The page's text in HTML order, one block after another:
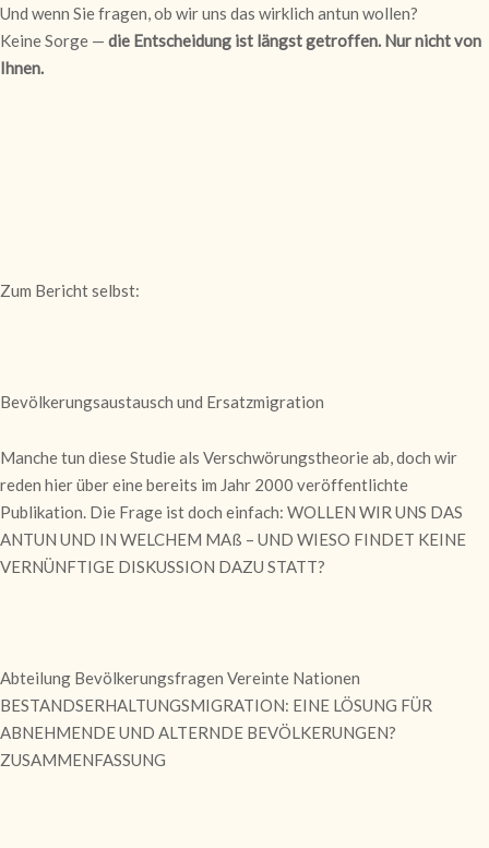
Und wenn Sie fragen, ob wir uns das wirklich antun wollen?
Keine Sorge — die Entscheidung ist längst getroffen. Nur nicht von
Ihnen.
Zum Bericht selbst:
Bevölkerungsaustausch und Ersatzmigration
Manche tun diese Studie als Verschwörungstheorie ab, doch wir
reden hier über eine bereits im Jahr 2000 veröffentlichte
Publikation. Die Frage ist doch einfach: WOLLEN WIR UNS DAS
ANTUN UND IN WELCHEM MAß – UND WIESO FINDET KEINE
VERNÜNFTIGE DISKUSSION DAZU STATT?
Abteilung Bevölkerungsfragen Vereinte Nationen
BESTANDSERHALTUNGSMIGRATION: EINE LÖSUNG FÜR
ABNEHMENDE UND ALTERNDE BEVÖLKERUNGEN?
ZUSAMMENFASSUNG